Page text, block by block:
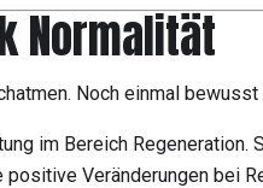
Normalität
Noch einmal
im Bereich
Veränderungen bei